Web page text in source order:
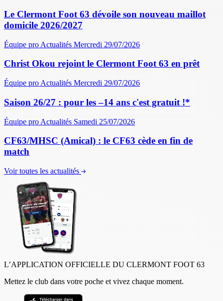
Le Clermont Foot 63 dévoile son nouveau maillot
domicile 2026/2027
Équipe pro Actualités Mercredi 29/07/2026
Christ Okou rejoint le Clermont Foot 63 en prêt
Équipe pro Actualités Mercredi 29/07/2026
Saison 26/27 : pour les –14 ans c'est gratuit !*
Équipe pro Actualités Samedi 25/07/2026
CF63/MHSC (Amical) : le CF63 cède en fin de
match
Voir toutes les actualités
L’APPLICATION OFFICIELLE DU CLERMONT FOOT 63
Mettez le club dans votre poche et vivez chaque moment.